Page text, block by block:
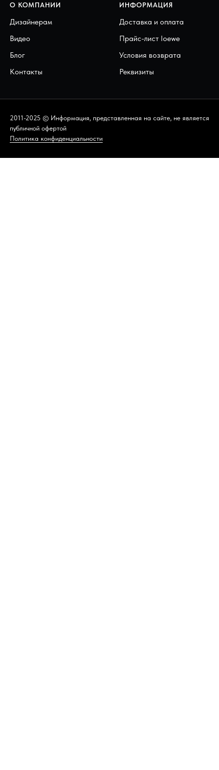
О КОМПАНИИ
Дизайнерам
Видео
Блог
Контакты
ИНФОРМАЦИЯ
Доставка и оплата
Прайс-лист loewe
Условия возврата
Реквизиты
2011-2025 © Информация, представленная на сайте, не является
публичной офертой
Политика конфиденциальности